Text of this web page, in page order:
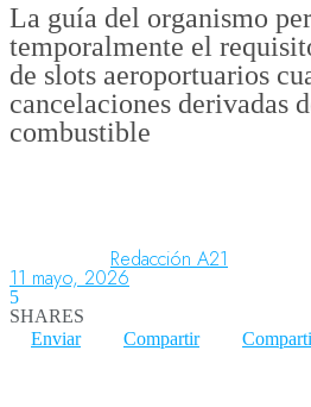
Aeropuertos
Columnistas
La guía del organismo
temporalmente el
de slots aeroportuarios
cancelaciones derivadas
combustible
Redacción A21
11 mayo, 2026
5
SHARES
Enviar
Compartir